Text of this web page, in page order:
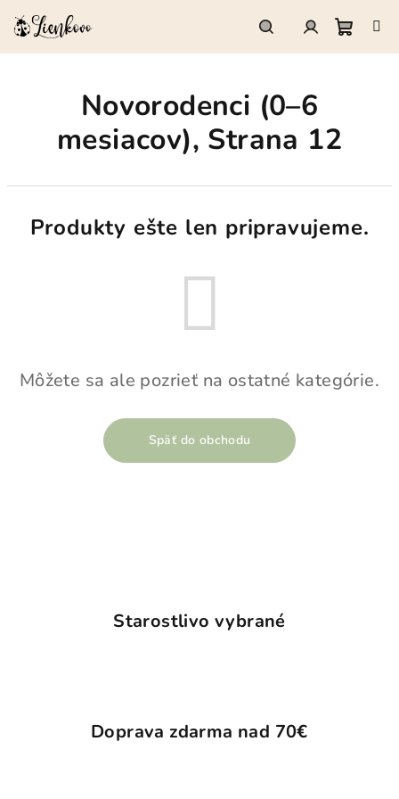
HľadaťPrihlásenie
Novorodenci (0–6
mesiacov), Strana 12
Produkty ešte len pripravujeme.
Môžete sa ale pozrieť na ostatné kategórie.
Späť do obchodu
Starostlivo vybrané
Doprava zdarma nad 70€